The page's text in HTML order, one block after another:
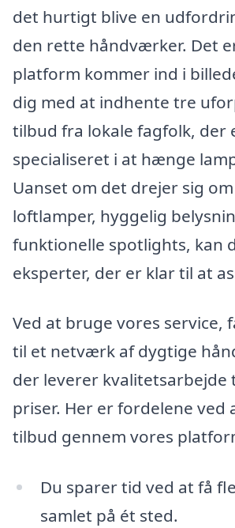
det hurtigt blive en
den rette håndværker. Det
platform kommer ind i
dig med at indhente tre
tilbud fra lokale fagfolk, der
specialiseret i at hænge
Uanset om det drejer sig
loftlamper, hyggelig
funktionelle spotlights, kan
eksperter, der er klar til at
Ved at bruge vores service,
til et netværk af dygtige
der leverer kvalitetsarbejde
priser. Her er fordelene ved
tilbud gennem vores
Du sparer tid ved at få
samlet på ét sted.